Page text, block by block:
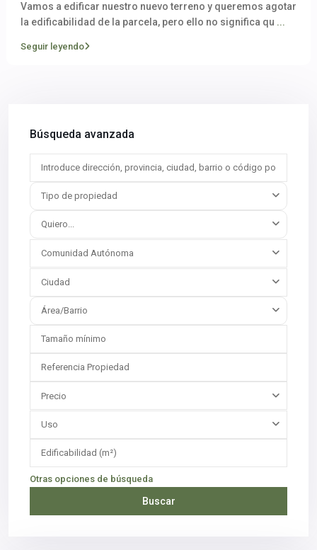
Vamos a edificar nuestro nuevo terreno y queremos agotar
la edificabilidad de la parcela, pero ello no significa qu ...
Seguir leyendo
Búsqueda avanzada
Tipo de propiedad
Quiero...
Comunidad Autónoma
Ciudad
Área/Barrio
Precio
Uso
Otras opciones de búsqueda
Buscar